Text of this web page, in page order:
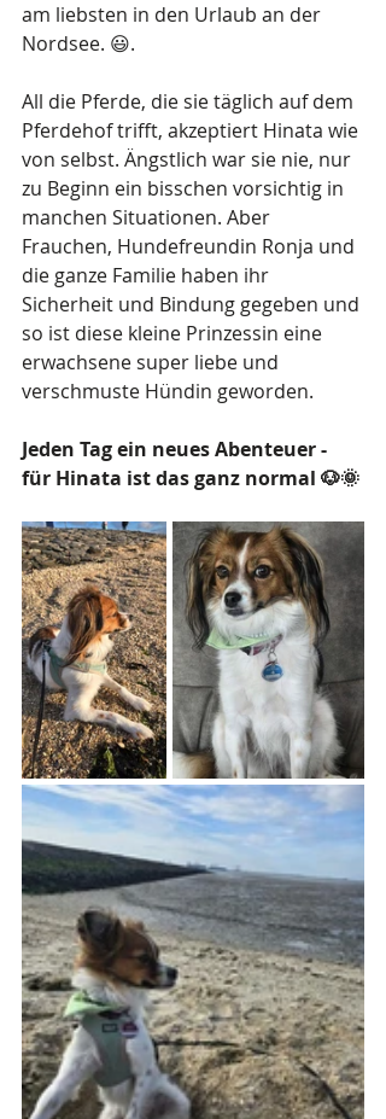
am liebsten in den Urlaub an der
Nordsee. 😃.
All die Pferde, die sie täglich auf dem
Pferdehof trifft, akzeptiert Hinata wie
von selbst. Ängstlich war sie nie, nur
zu Beginn ein bisschen vorsichtig in
manchen Situationen. Aber
Frauchen, Hundefreundin Ronja und
die ganze Familie haben ihr
Sicherheit und Bindung gegeben und
so ist diese kleine Prinzessin eine
erwachsene super liebe und
verschmuste Hündin geworden.
Jeden Tag ein neues Abenteuer -
für Hinata ist das ganz normal 🐶🌞